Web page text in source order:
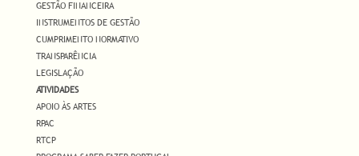
GESTÃO FINANCEIRA
INSTRUMENTOS DE GESTÃO
CUMPRIMENTO NORMATIVO
TRANSPARÊNCIA
LEGISLAÇÃO
ATIVIDADES
APOIO ÀS ARTES
RPAC
RTCP